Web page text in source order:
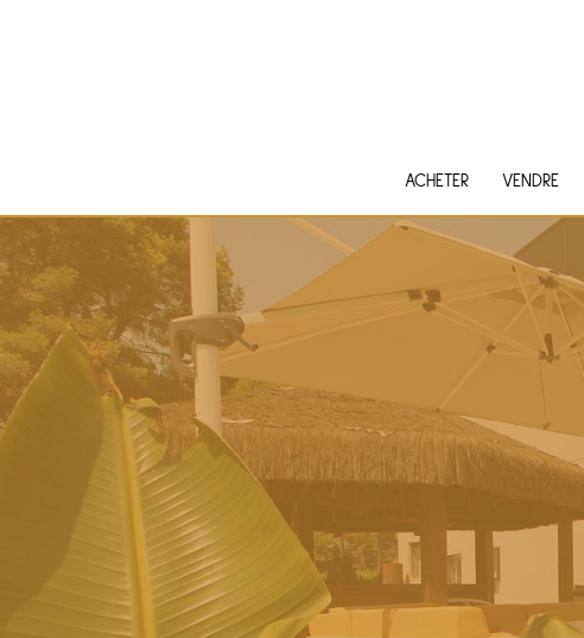
ACHETER VENDRE